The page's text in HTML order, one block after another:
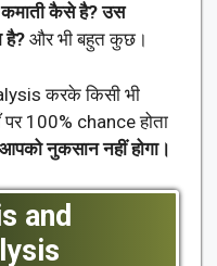
कैसे है? उस
है? और भी बहुत कुछ।
करके किसी भी
100% chance होता
नुकसान नहीं होगा।
and